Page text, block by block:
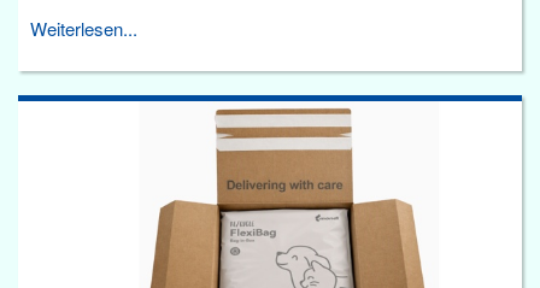
Weiterlesen...